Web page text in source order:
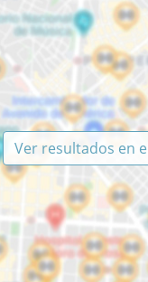
Ver resultados en